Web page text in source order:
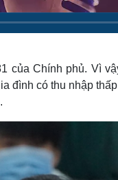
Nghệ sĩ
của Chính phủ. Vì
đình có thu nhập